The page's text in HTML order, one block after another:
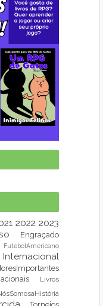
2022 2023
Engraçado
FutebolAmericano
Internacional
Livros